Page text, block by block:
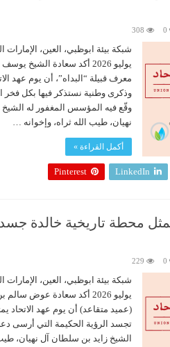
0
308
يوليو 2026 أكد سعادة الشيخ
معرف قبيلة “البداه”، أن يوم عهد
وذكرى وطنية نستذكر فيها بكل فخر
وقّع فيه المؤسس المغفور له
نهيان، طيب الله ثراه، وإخوانه …
أكمل القراءة »
LinkedIn
Pinterest
محطة تاريخية خالدة
0
229
يوليو 2026 أكد سعادة عوض
(عميد متقاعد) أن يوم عهد الاتحاد
تجسد الرؤية الحكيمة التي أرسى
الشيخ زايد بن سلطان آل نهيان،